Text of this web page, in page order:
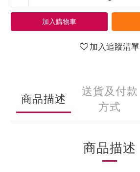
加入購物車
加入追蹤清單
商品描述
送貨及付款
方式
商品描述